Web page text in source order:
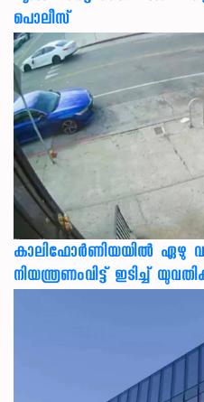
പൊലീസ്
കാലിഫോര്‍ണിയയില്‍ ഏഴു
നിയന്ത്രണംവിട്ട് ഇടിച്ച്